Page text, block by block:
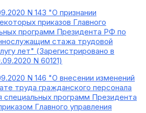
N 143 "О признании
приказов Главного
программ Президента РФ по
стажа трудовой
лет" (Зарегистрировано в
N 60121)
N 146 "О внесении изменений
труда гражданского персонала
специальных программ Президента
Главного управления